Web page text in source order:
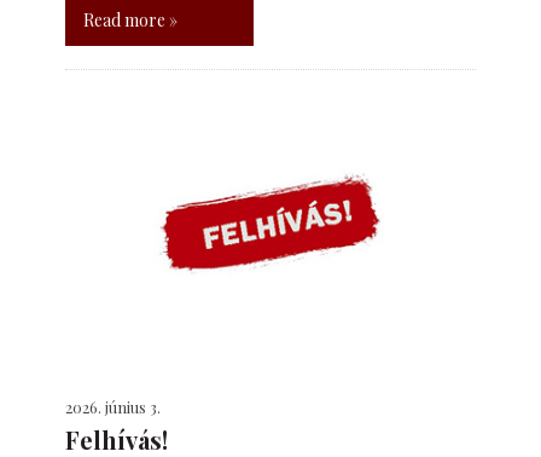
Read more »
2026. június 3.
Felhívás!